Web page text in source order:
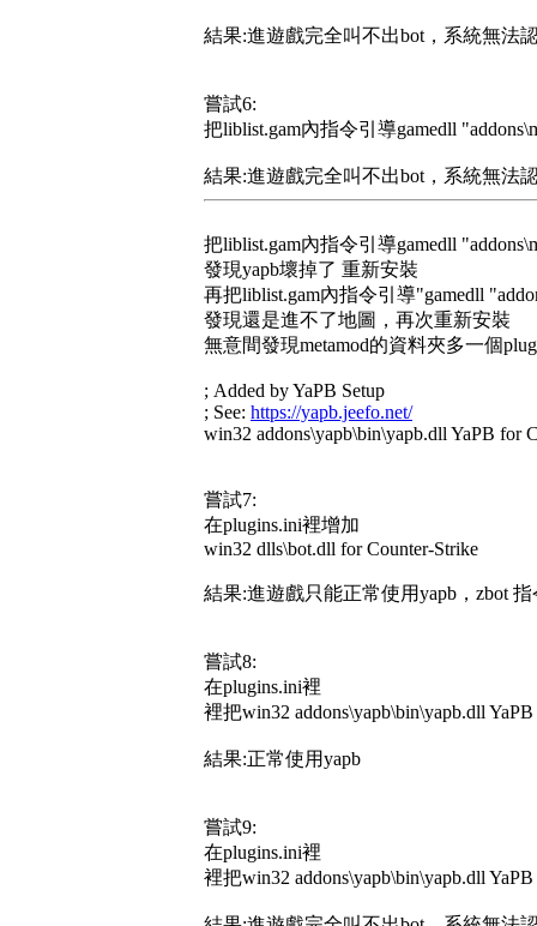
結果:進遊戲完全叫不出bot，系統無法
嘗試6:
把liblist.gam內指令引導gamedll
結果:進遊戲完全叫不出bot，系統無法
把liblist.gam內指令引導gamedll
發現yapb壞掉了 重新安裝
再把liblist.gam內指令引導"gamedll
發現還是進不了地圖，再次重新安裝
無意間發現metamod的資料夾多一個
; Added by YaPB Setup
; See: https://yapb.jeefo.net/
win32 addons\yapb\bin\yapb.dll YaPB for
嘗試7:
在plugins.ini裡增加
win32 dlls\bot.dll for Counter-Strike
結果:進遊戲只能正常使用yapb，zbot
嘗試8:
在plugins.ini裡
裡把win32 addons\yapb\bin\yapb.dll
結果:正常使用yapb
嘗試9:
在plugins.ini裡
裡把win32 addons\yapb\bin\yapb.dll